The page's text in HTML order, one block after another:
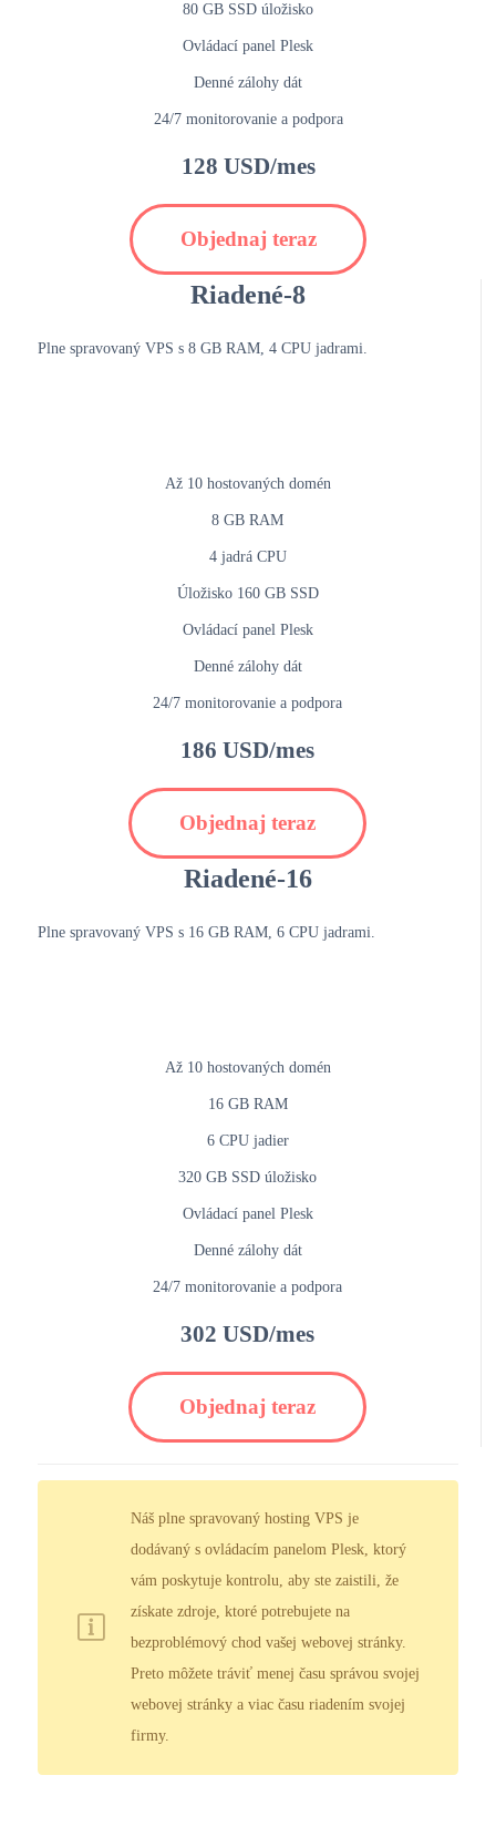
80 GB SSD úložisko
Ovládací panel Plesk
Denné zálohy dát
24/7 monitorovanie a podpora
128 USD/mes
Objednaj teraz
Riadené-8
Plne spravovaný VPS s 8 GB RAM, 4 CPU jadrami.
Až 10 hostovaných domén
8 GB RAM
4 jadrá CPU
Úložisko 160 GB SSD
Ovládací panel Plesk
Denné zálohy dát
24/7 monitorovanie a podpora
186 USD/mes
Objednaj teraz
Riadené-16
Plne spravovaný VPS s 16 GB RAM, 6 CPU jadrami.
Až 10 hostovaných domén
16 GB RAM
6 CPU jadier
320 GB SSD úložisko
Ovládací panel Plesk
Denné zálohy dát
24/7 monitorovanie a podpora
302 USD/mes
Objednaj teraz
Náš plne spravovaný hosting VPS je
dodávaný s ovládacím panelom Plesk, ktorý
vám poskytuje kontrolu, aby ste zaistili, že
získate zdroje, ktoré potrebujete na
bezproblémový chod vašej webovej stránky.
Preto môžete tráviť menej času správou svojej
webovej stránky a viac času riadením svojej
firmy.